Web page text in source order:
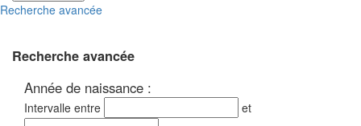
Recherche avancée
Recherche avancée
Année de naissance :
Intervalle entre et